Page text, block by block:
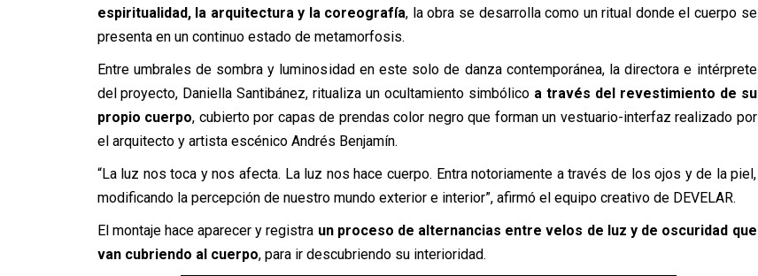
espiritualidad, la arquitectura y la coreografía, la obra se desarrolla como un ritual donde el cuerpo se
presenta en un continuo estado de metamorfosis.
Entre umbrales de sombra y luminosidad en este solo de danza contemporánea, la directora e intérprete
del proyecto, Daniella Santibánez, ritualiza un ocultamiento simbólicoa través del revestimiento de su
propio cuerpo, cubierto por capas de prendas color negro que forman un vestuario-interfaz realizado por
el arquitecto y artista escénico Andrés Benjamín.
“La luz nos toca y nos afecta. La luz nos hace cuerpo. Entra notoriamente a través de los ojos y de la piel,
modificando la percepción de nuestro mundo exterior e interior”, afirmó el equipo creativo de DEVELAR.
El montaje hace aparecer y registra un proceso de alternancias entre velos de luz y de oscuridad que
van cubriendo al cuerpo, para ir descubriendo su interioridad.